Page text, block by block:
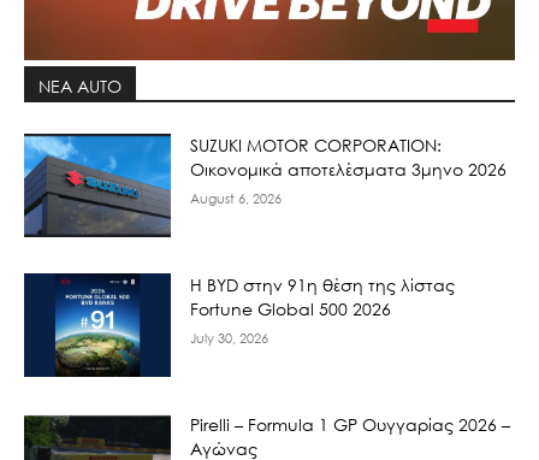
ΝΕΑ AUTO
SUZUKI MOTOR CORPORATION:
Οικονομικά αποτελέσματα 3μηνο 2026
August 6, 2026
Η BYD στην 91η θέση της λίστας
Fortune Global 500 2026
July 30, 2026
Pirelli – Formula 1 GP Ουγγαρίας 2026 –
Αγώνας